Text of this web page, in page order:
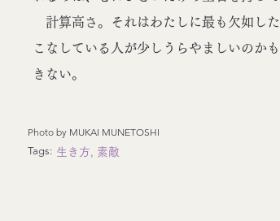
計算高さ。それはわたしに最も欠如し
こなしている人が少しうらやましいのか
きない。
Photo by MUKAI MUNETOSHI
Tags: 生き方, 素敵